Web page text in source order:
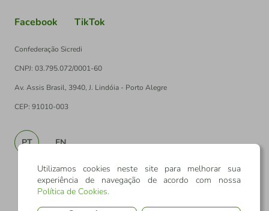
Facebook TikTok
Confederação Sicredi
CNPJ: 03.795.072/0001-60
Av. Assis Brasil, 3940, J. Lindóia - Porto Alegre
CEP: 91010-003
PT EN
Utilizamos cookies neste site para melhorar sua
experiência de navegação de acordo com nossa
Política de Cookies.